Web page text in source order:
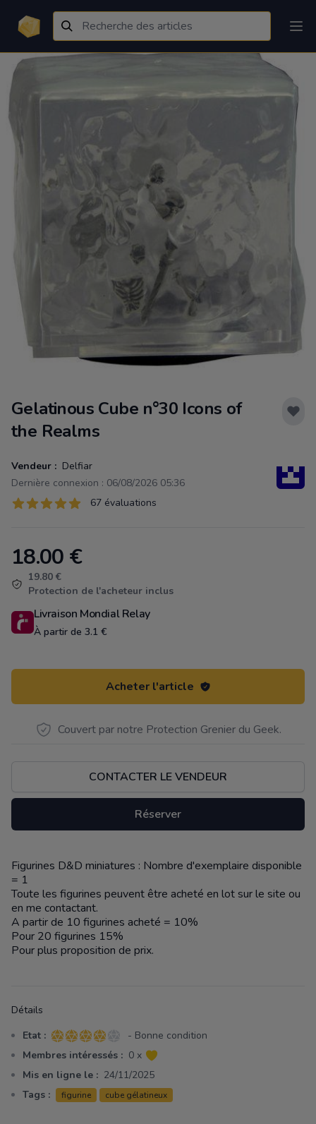
Gelatinous Cube n°30 Icons of
the Realms
Vendeur : Delfiar
Dernière connexion : 06/08/2026 05:36
Évaluations
67 sur 5 étoiles 67 évaluations
Product information
18.00 €
19.80 €
Protection de l'acheteur inclus
Livraison Mondial Relay
À partir de 3.1 €
Acheter l'article
Couvert par notre Protection Grenier du Geek.
CONTACTER LE VENDEUR
Réserver
Description
Figurines D&D miniatures : Nombre d'exemplaire disponible
= 1
Toute les figurines peuvent être acheté en lot sur le site ou
en me contactant.
A partir de 10 figurines acheté = 10%
Pour 20 figurines 15%
Pour plus proposition de prix.
Détails
Etat : 4 sur 5 étoiles
- Bonne condition
Membres intéressés : 0 x
Mis en ligne le : 24/11/2025
Tags :
figurine cube gélatineux